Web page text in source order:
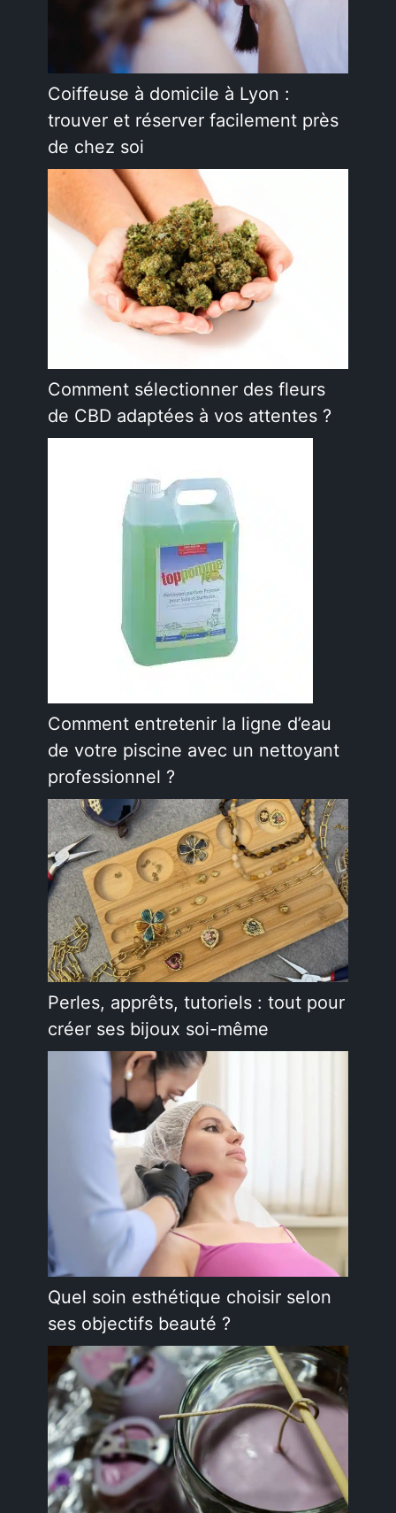
Coiffeuse à domicile à Lyon :
trouver et réserver facilement près
de chez soi
Comment sélectionner des fleurs
de CBD adaptées à vos attentes ?
Comment entretenir la ligne d’eau
de votre piscine avec un nettoyant
professionnel ?
Perles, apprêts, tutoriels : tout pour
créer ses bijoux soi-même
Quel soin esthétique choisir selon
ses objectifs beauté ?